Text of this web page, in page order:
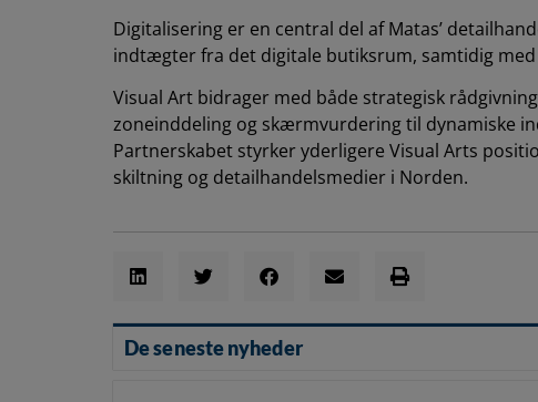
Digitalisering er en central del af Matas’
indtægter fra det digitale butiksrum, samtidig
Visual Art bidrager med både strategisk
zoneinddeling og skærmvurdering til dynamiske
Partnerskabet styrker yderligere Visual Arts
skiltning og detailhandelsmedier i Norden.
De seneste nyheder